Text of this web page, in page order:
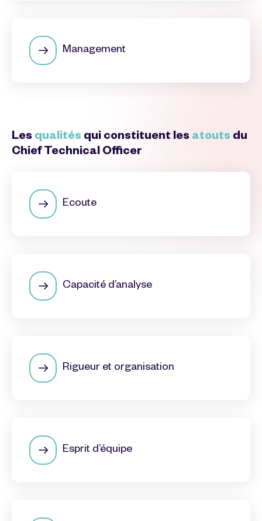
Management
Les qualités qui constituent les atouts du
Chief Technical Officer
Ecoute
Capacité d’analyse
Rigueur et organisation
Esprit d’équipe